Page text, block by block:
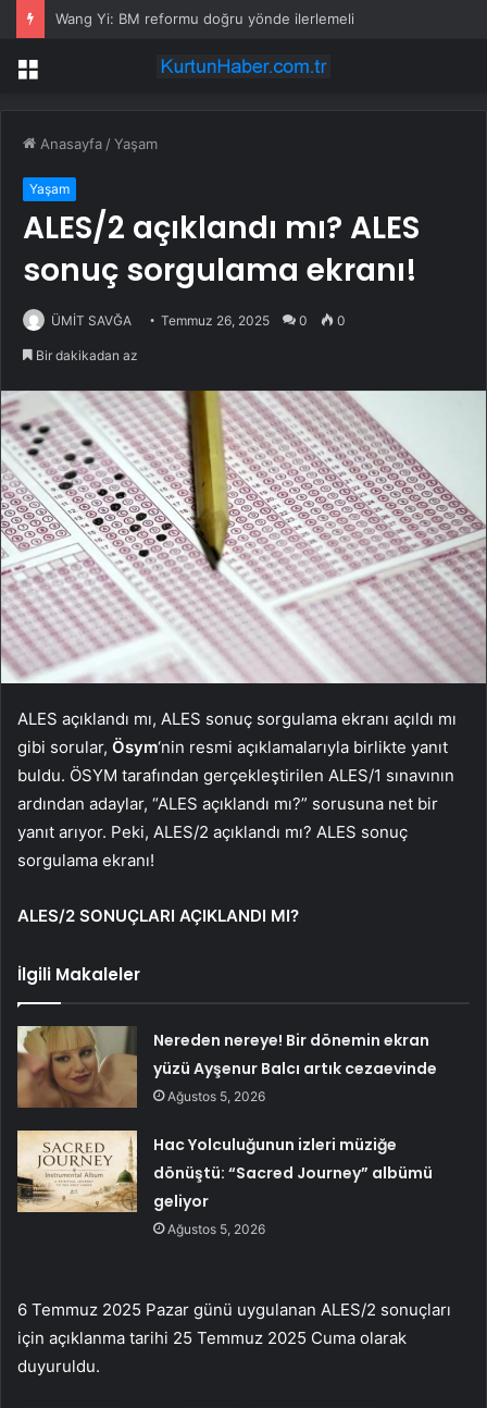
Wang Yi: BM reformu doğru yönde ilerlemeli
Menü
Anasayfa /Yaşam
Yaşam
ALES/2 açıklandı mı? ALES
sonuç sorgulama ekranı!
ÜMİT SAVĞA Temmuz 26, 2025 0 0
Bir dakikadan az
ALES açıklandı mı, ALES sonuç sorgulama ekranı açıldı mı
gibi sorular, Ösym‘nin resmi açıklamalarıyla birlikte yanıt
buldu. ÖSYM tarafından gerçekleştirilen ALES/1 sınavının
ardından adaylar, “ALES açıklandı mı?” sorusuna net bir
yanıt arıyor. Peki, ALES/2 açıklandı mı? ALES sonuç
sorgulama ekranı!
ALES/2 SONUÇLARI AÇIKLANDI MI?
İlgili Makaleler
Nereden nereye! Bir dönemin ekran
yüzü Ayşenur Balcı artık cezaevinde
Ağustos 5, 2026
Hac Yolculuğunun izleri müziğe
dönüştü: “Sacred Journey” albümü
geliyor
Ağustos 5, 2026
6 Temmuz 2025 Pazar günü uygulanan ALES/2 sonuçları
için açıklanma tarihi 25 Temmuz 2025 Cuma olarak
duyuruldu.